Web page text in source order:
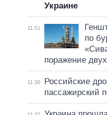
Украине
11:51
по
поражение
11:36
Российские
пассажирский